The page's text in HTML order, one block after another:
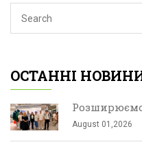
ОСТАННІ
August 01,2026